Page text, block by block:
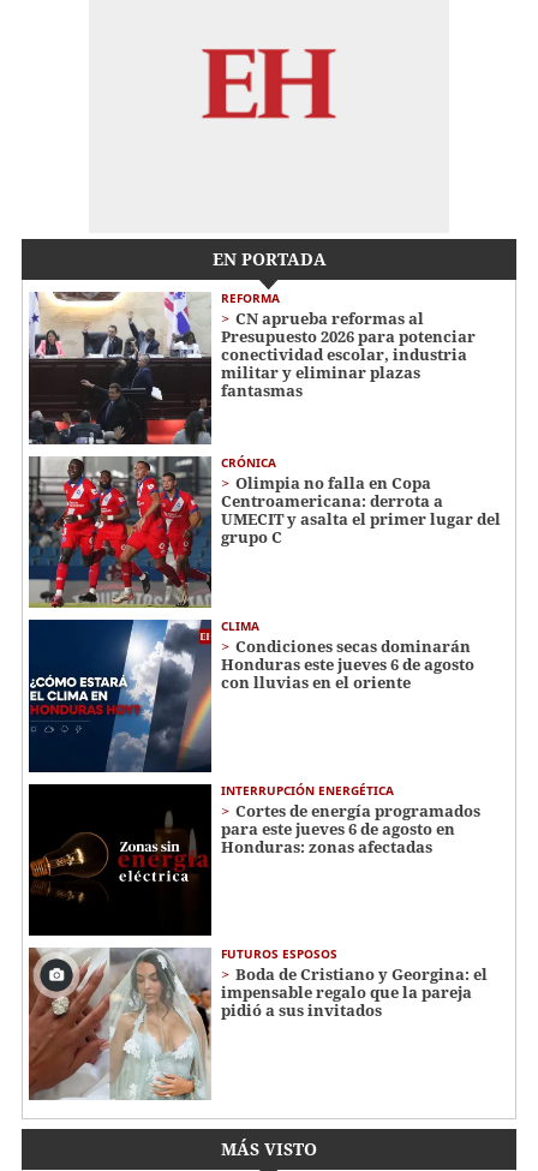
EN PORTADA
REFORMA
CN aprueba reformas al
Presupuesto 2026 para potenciar
conectividad escolar, industria
militar y eliminar plazas
fantasmas
CRÓNICA
Olimpia no falla en Copa
Centroamericana: derrota a
UMECIT y asalta el primer lugar del
grupo C
CLIMA
Condiciones secas dominarán
Honduras este jueves 6 de agosto
con lluvias en el oriente
INTERRUPCIÓN ENERGÉTICA
Cortes de energía programados
para este jueves 6 de agosto en
Honduras: zonas afectadas
FUTUROS ESPOSOS
Boda de Cristiano y Georgina: el
impensable regalo que la pareja
pidió a sus invitados
MÁS VISTO